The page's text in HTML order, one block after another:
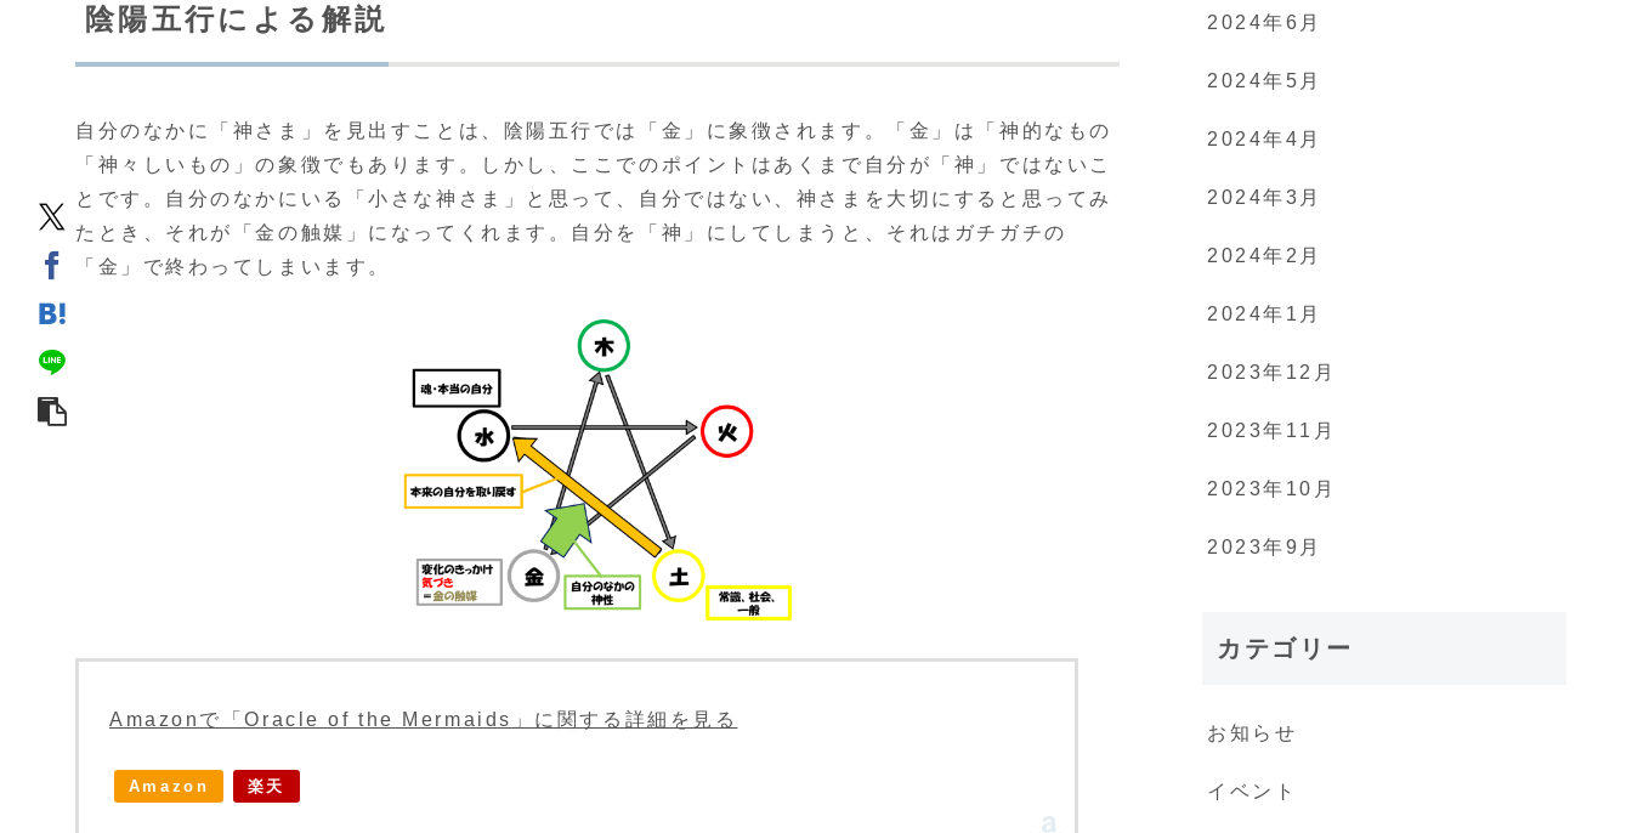
陰陽五行による解説
自分のなかに「神さま」を見出すことは、陰陽五行では「金」に象徴されます。「金」は「神的なもの
「神々しいもの」の象徴でもあります。しかし、ここでのポイントはあくまで自分が「神」ではないこ
とです。自分のなかにいる「小さな神さま」と思って、自分ではない、神さまを大切にすると思ってみ
たとき、それが「金の触媒」になってくれます。自分を「神」にしてしまうと、それはガチガチの
「金」で終わってしまいます。
Amazonで「Oracle of the Mermaids」に関する詳細を見る
Amazon 楽天
2024年6月
2024年5月
2024年4月
2024年3月
2024年2月
2024年1月
2023年12月
2023年11月
2023年10月
2023年9月
カテゴリー
お知らせ
イベント